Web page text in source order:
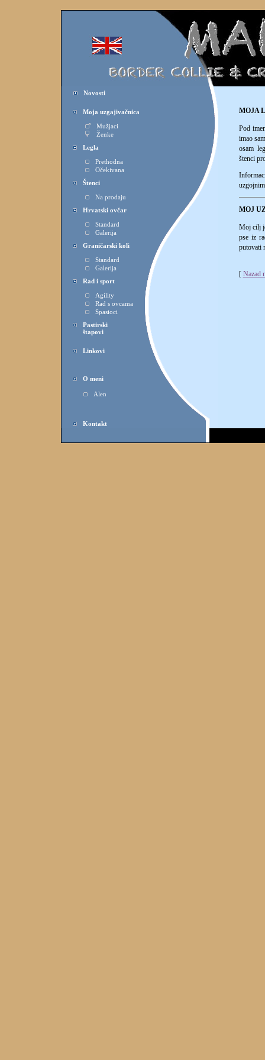
Novosti
Moja uzgajivačnica
Mužjaci
Ženke
Legla
Prethodna
Očekivana
Štenci
Na prodaju
Hrvatski ovčar
Standard
Galerija
Graničarski koli
Standard
Galerija
Rad i sport
Agility
Rad s ovcama
Spasioci
Pastirski
štapovi
Linkovi
O meni
Alen
Kontakt
MOJA
Pod
imao
osam
štenci
MOJ
Moj cilj
pse iz
putovati
[ Nazad